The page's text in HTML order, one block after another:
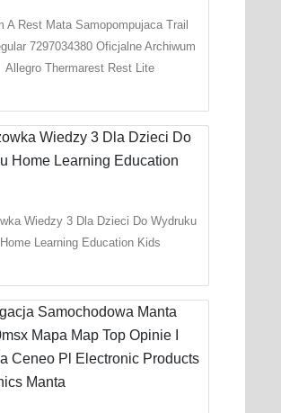
A Rest Mata Samopompujaca Trail
7297034380 Oficjalne Archiwum
Allegro Thermarest Rest Lite
Wiedzy 3 Dla Dzieci Do Wydruku
Home Learning Education Kids